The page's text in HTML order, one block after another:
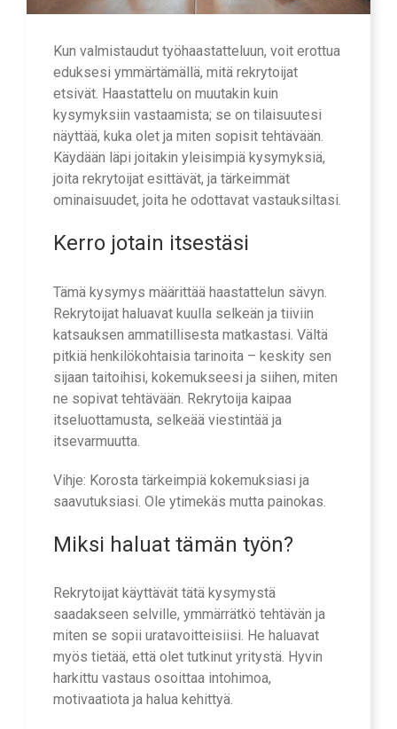
Kun valmistaudut työhaastatteluun, voit erottua
eduksesi ymmärtämällä, mitä rekrytoijat
etsivät. Haastattelu on muutakin kuin
kysymyksiin vastaamista; se on tilaisuutesi
näyttää, kuka olet ja miten sopisit tehtävään.
Käydään läpi joitakin yleisimpiä kysymyksiä,
joita rekrytoijat esittävät, ja tärkeimmät
ominaisuudet, joita he odottavat vastauksiltasi.
Kerro jotain itsestäsi
Tämä kysymys määrittää haastattelun sävyn.
Rekrytoijat haluavat kuulla selkeän ja tiiviin
katsauksen ammatillisesta matkastasi. Vältä
pitkiä henkilökohtaisia tarinoita – keskity sen
sijaan taitoihisi, kokemukseesi ja siihen, miten
ne sopivat tehtävään. Rekrytoija kaipaa
itseluottamusta, selkeää viestintää ja
itsevarmuutta.
Vihje: Korosta tärkeimpiä kokemuksiasi ja
saavutuksiasi. Ole ytimekäs mutta painokas.
Miksi haluat tämän työn?
Rekrytoijat käyttävät tätä kysymystä
saadakseen selville, ymmärrätkö tehtävän ja
miten se sopii uratavoitteisiisi. He haluavat
myös tietää, että olet tutkinut yritystä. Hyvin
harkittu vastaus osoittaa intohimoa,
motivaatiota ja halua kehittyä.